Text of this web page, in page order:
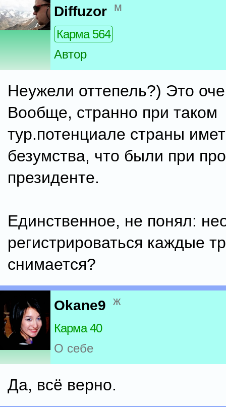
Diffuzor м
Карма 564
Автор
Неужели оттепель?) Это
Вообще, странно при таком
тур.потенциале страны
безумства, что были при
президенте.
Единственное, не понял:
регистрироваться каждые
снимается?
Okane9 ж
Карма 40
О себе
Да, всё верно.